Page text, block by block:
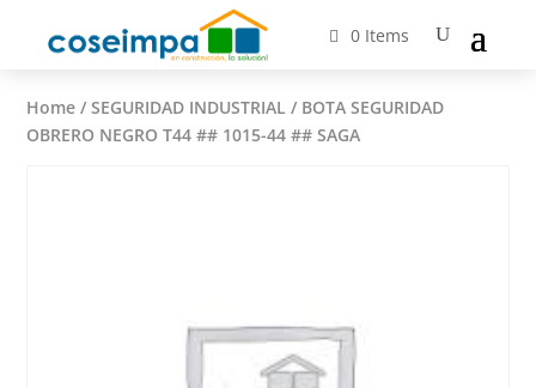
0 Items
Home /SEGURIDAD INDUSTRIAL / BOTA SEGURIDAD
OBRERO NEGRO T44 ## 1015-44 ## SAGA